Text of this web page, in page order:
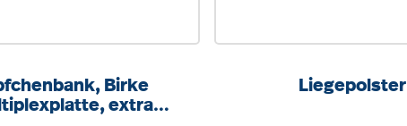
Birke
extra
Liegepolster